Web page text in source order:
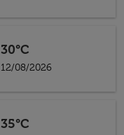
30°C
12/08/2026
35°C